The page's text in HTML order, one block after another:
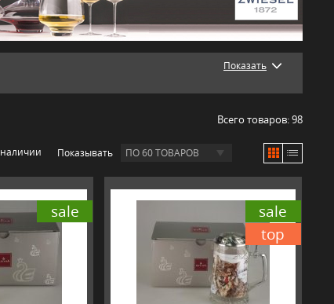
Показать
Всего товаров:98
Показывать ПО 60 ТОВАРОВ
sale
sale
top